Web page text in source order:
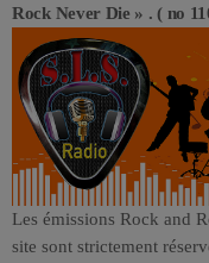
Rock Never Die » . ( no
Les émissions Rock and
site sont strictement